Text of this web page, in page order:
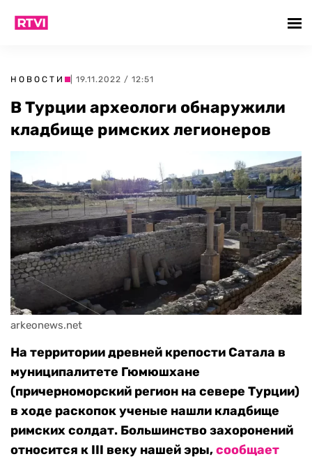
НОВОСТИ | 19.11.2022 / 12:51
В Турции археологи обнаружили
кладбище римских легионеров
arkeonews.net
На территории древней крепости Сатала в
муниципалитете Гюмюшхане
(причерноморский регион на севере Турции)
в ходе раскопок ученые нашли кладбище
римских солдат. Большинство захоронений
относится к III веку нашей эры,сообщает